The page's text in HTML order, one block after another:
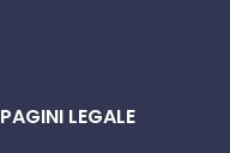
PAGINI LEGALE